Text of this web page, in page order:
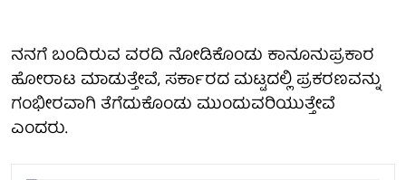
ನನಗೆ ಬಂದಿರುವ ವರದಿ ನೋಡಿಕೊಂಡು ಕಾನೂನುಪ್ರಕಾರ
ಹೋರಾಟ ಮಾಡುತ್ತೇವೆ, ಸರ್ಕಾರದ ಮಟ್ಟದಲ್ಲಿ ಪ್ರಕರಣವನ್ನು
ಗಂಭೀರವಾಗಿ ತೆಗೆದುಕೊಂಡು ಮುಂದುವರಿಯುತ್ತೇವೆ
ಎಂದರು.